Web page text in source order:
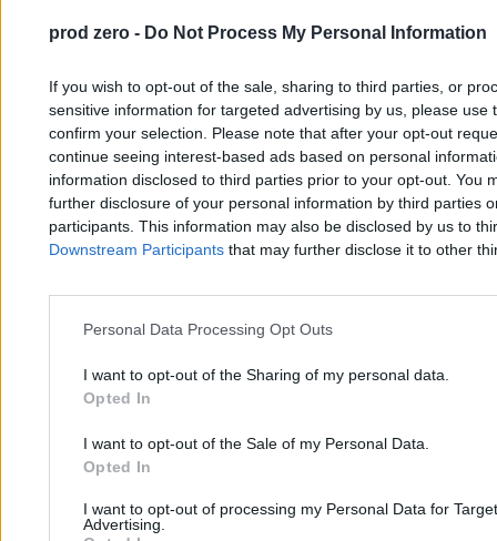
prod zero - Do Not Process My Personal Information
If you wish to opt-out of the sale, sharing to third parties, or
sensitive information for targeted advertising by us, please use
confirm your selection. Please note that after your opt-out
continue seeing interest-based ads based on personal
information disclosed to third parties prior to your opt-out. You
further disclosure of your personal information by third parties
participants. This information may also be disclosed by us to
Downstream Participants that may further disclose it to other
Personal Data Processing Opt Outs
I want to opt-out of the Sharing of my personal data.
Opted In
I want to opt-out of the Sale of my Personal Data.
Opted In
I want to opt-out of processing my Personal Data for
Advertising.
Niemiecki problem Lindta. Złoty zajączek stracił
Najpopularniejsze
Alert w Rossmannie. Wycofują popularne produkty spożywcze